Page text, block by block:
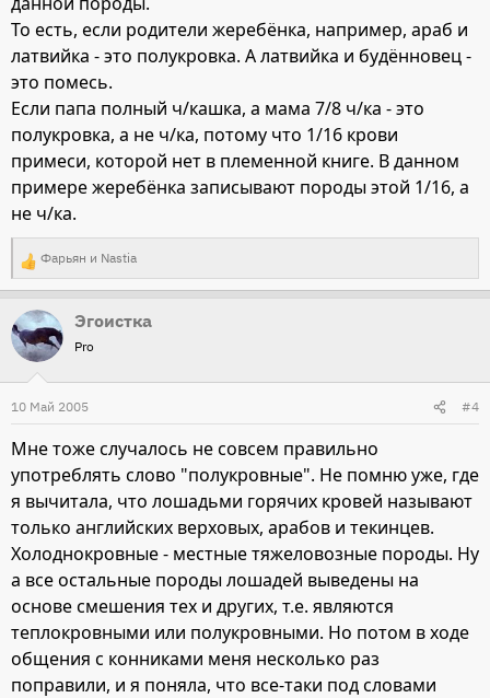
То есть, если родители жеребёнка, например, араб и
латвийка - это полукровка. А латвийка и будённовец -
это помесь.
Если папа полный ч/кашка, а мама 7/8 ч/ка - это
полукровка, а не ч/ка, потому что 1/16 крови
примеси, которой нет в племенной книге. В данном
примере жеребёнка записывают породы этой 1/16, а
не ч/ка.
Р
е
а
к
и
и
:
Фарьян и Nastia
Эгоистка
Pro
10 Май 2005 #4
Мне тоже случалось не совсем правильно
употреблять слово "полукровные". Не помню уже, где
я вычитала, что лошадьми горячих кровей называют
только английских верховых, арабов и текинцев.
Холоднокровные - местные тяжеловозные породы. Ну
а все остальные породы лошадей выведены на
основе смешения тех и других, т.е. являются
теплокровными или полукровными. Но потом в ходе
общения с конниками меня несколько раз
поправили, и я поняла, что все-таки под словами